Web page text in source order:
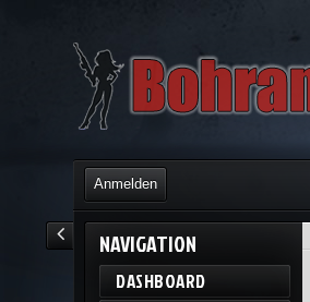
Anmelden
NAVIGATION
DASHBOARD